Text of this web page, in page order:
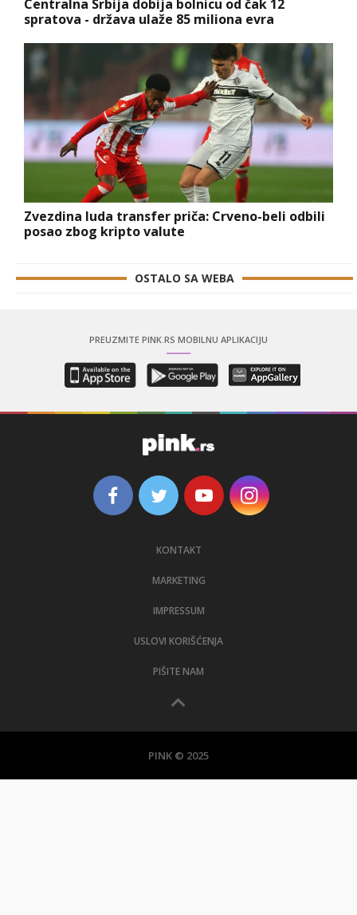
Centralna Srbija dobija bolnicu od čak 12
spratova - država ulaže 85 miliona evra
Zvezdina luda transfer priča: Crveno-beli odbili
posao zbog kripto valute
OSTALO SA WEBA
PREUZMITE PINK.RS MOBILNU APLIKACIJU
KONTAKT
MARKETING
IMPRESSUM
USLOVI KORIŠĆENJA
PIŠITE NAM
PINK © 2025